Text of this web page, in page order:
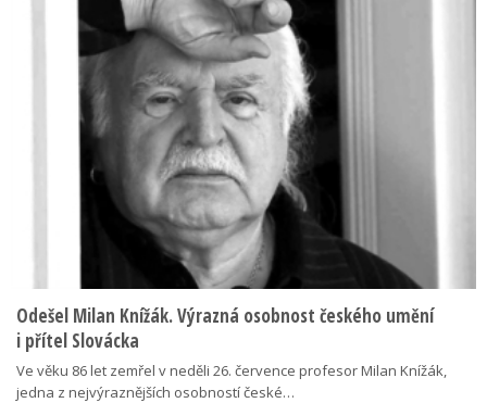
Odešel Milan Knížák. Výrazná osobnost českého umění
i přítel Slovácka
Ve věku 86 let zemřel v neděli 26. července profesor Milan Knížák,
jedna z nejvýraznějších osobností české…